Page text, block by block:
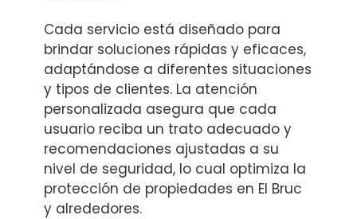
Cada servicio está diseñado para
brindar soluciones rápidas y eficaces,
adaptándose a diferentes situaciones
y tipos de clientes. La atención
personalizada asegura que cada
usuario reciba un trato adecuado y
recomendaciones ajustadas a su
nivel de seguridad, lo cual optimiza la
protección de propiedades en El Bruc
y alrededores.